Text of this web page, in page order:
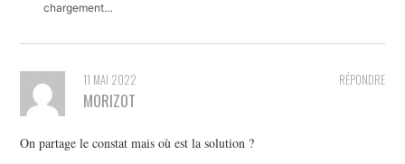
chargement…
RÉPONDRE
11 MAI 2022
MORIZOT
On partage le constat mais où est la solution ?